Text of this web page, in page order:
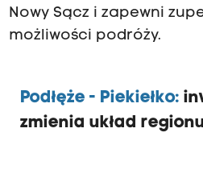
Nowy Sącz i zapewni
możliwości podróży.
Podłęże - Piekiełko:
zmienia układ